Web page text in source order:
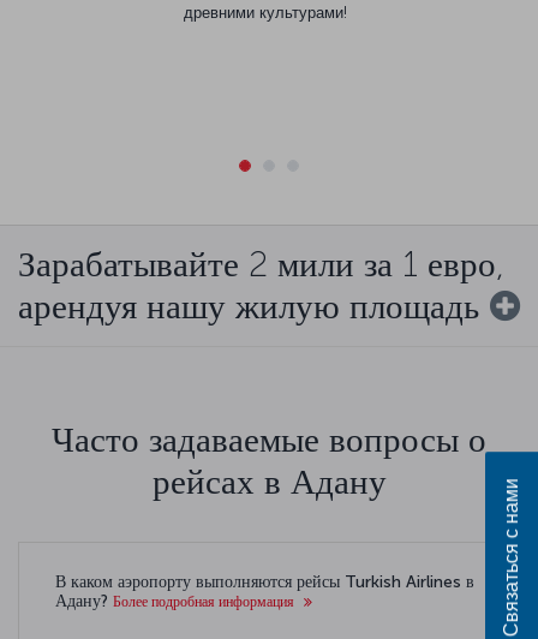
древними культурами!
Зарабатывайте 2 мили за 1 евро,
арендуя нашу жилую площадь
Часто задаваемые вопросы о
рейсах в Адану
В каком аэропорту выполняются рейсы Turkish Airlines в
Адану? Более подробная информация Связаться с нами